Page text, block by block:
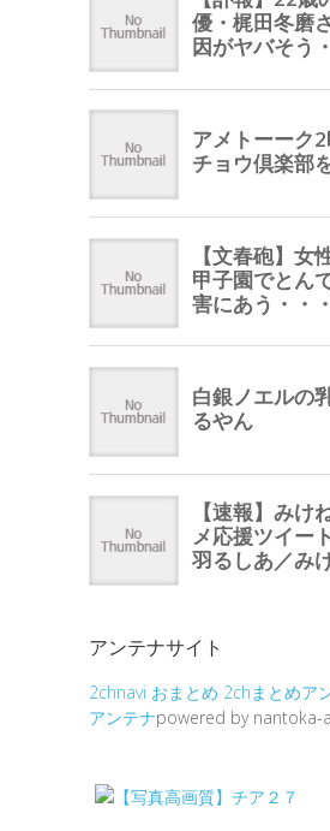
アンテナサイト
2chnavi おまとめ 2chまとめア
アンテナpowered by nantoka-